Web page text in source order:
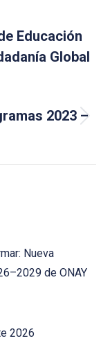
Educación
Global
2023 –
Nueva
de ONAY
2026